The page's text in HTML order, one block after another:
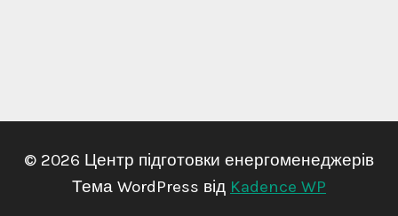
© 2026 Центр підготовки енергоменеджерів
Тема WordPress від Kadence WP